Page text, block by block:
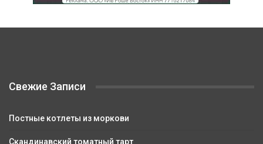
Свежие Записи
Постные котлеты из моркови
Скандинавский томатный тарт